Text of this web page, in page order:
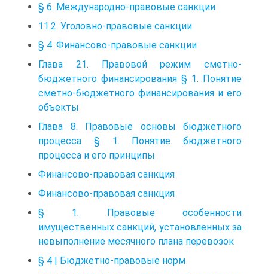
§ 6. Международно-правовые санкции
11.2. Уголовно-правовые санкции
§ 4. Финансово-правовые санкции
Глава 21. Правовой режим сметно-
бюджетного финансирования § 1. Понятие
сметно-бюджетного финансирования и его
объекты
Глава 8. Правовые основы бюджетного
процесса § 1. Понятие бюджетного
процесса и его принципы
Финансово-правовая санкция
Финансово-правовая санкция
§ 1. Правовые особенности
имущественных санкций, установленных за
невыполнение месячного плана перевозок
§ 4 | Бюджетно-правовые норм